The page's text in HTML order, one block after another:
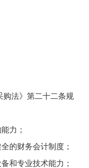
法》第二十二条规
力；
的财务会计制度；
和专业技术能力；